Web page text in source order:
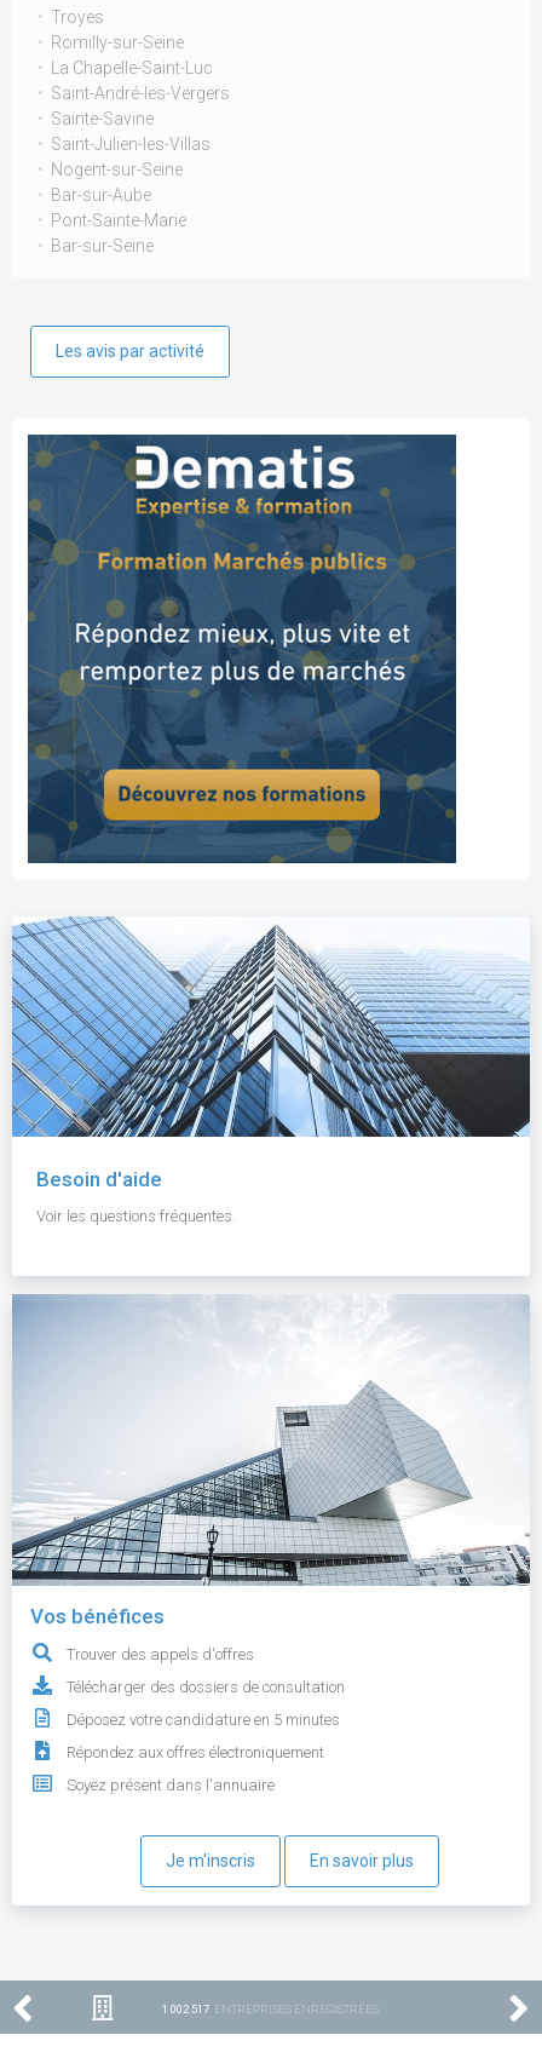
Troyes
Romilly-sur-Seine
La Chapelle-Saint-Luc
Saint-André-les-Vergers
Sainte-Savine
Saint-Julien-les-Villas
Nogent-sur-Seine
Bar-sur-Aube
Pont-Sainte-Marie
Bar-sur-Seine
Les avis par activité
Besoin d'aide
Voir les questions fréquentes.
Vos bénéfices
Trouver des appels d'offres
Télécharger des dossiers de consultation
Déposez votre candidature en 5 minutes
Répondez aux offres électroniquement
Soyez présent dans l'annuaire
Je m'inscris En savoir plus
1 002 517 ENTREPRISES ENREGISTRÉES